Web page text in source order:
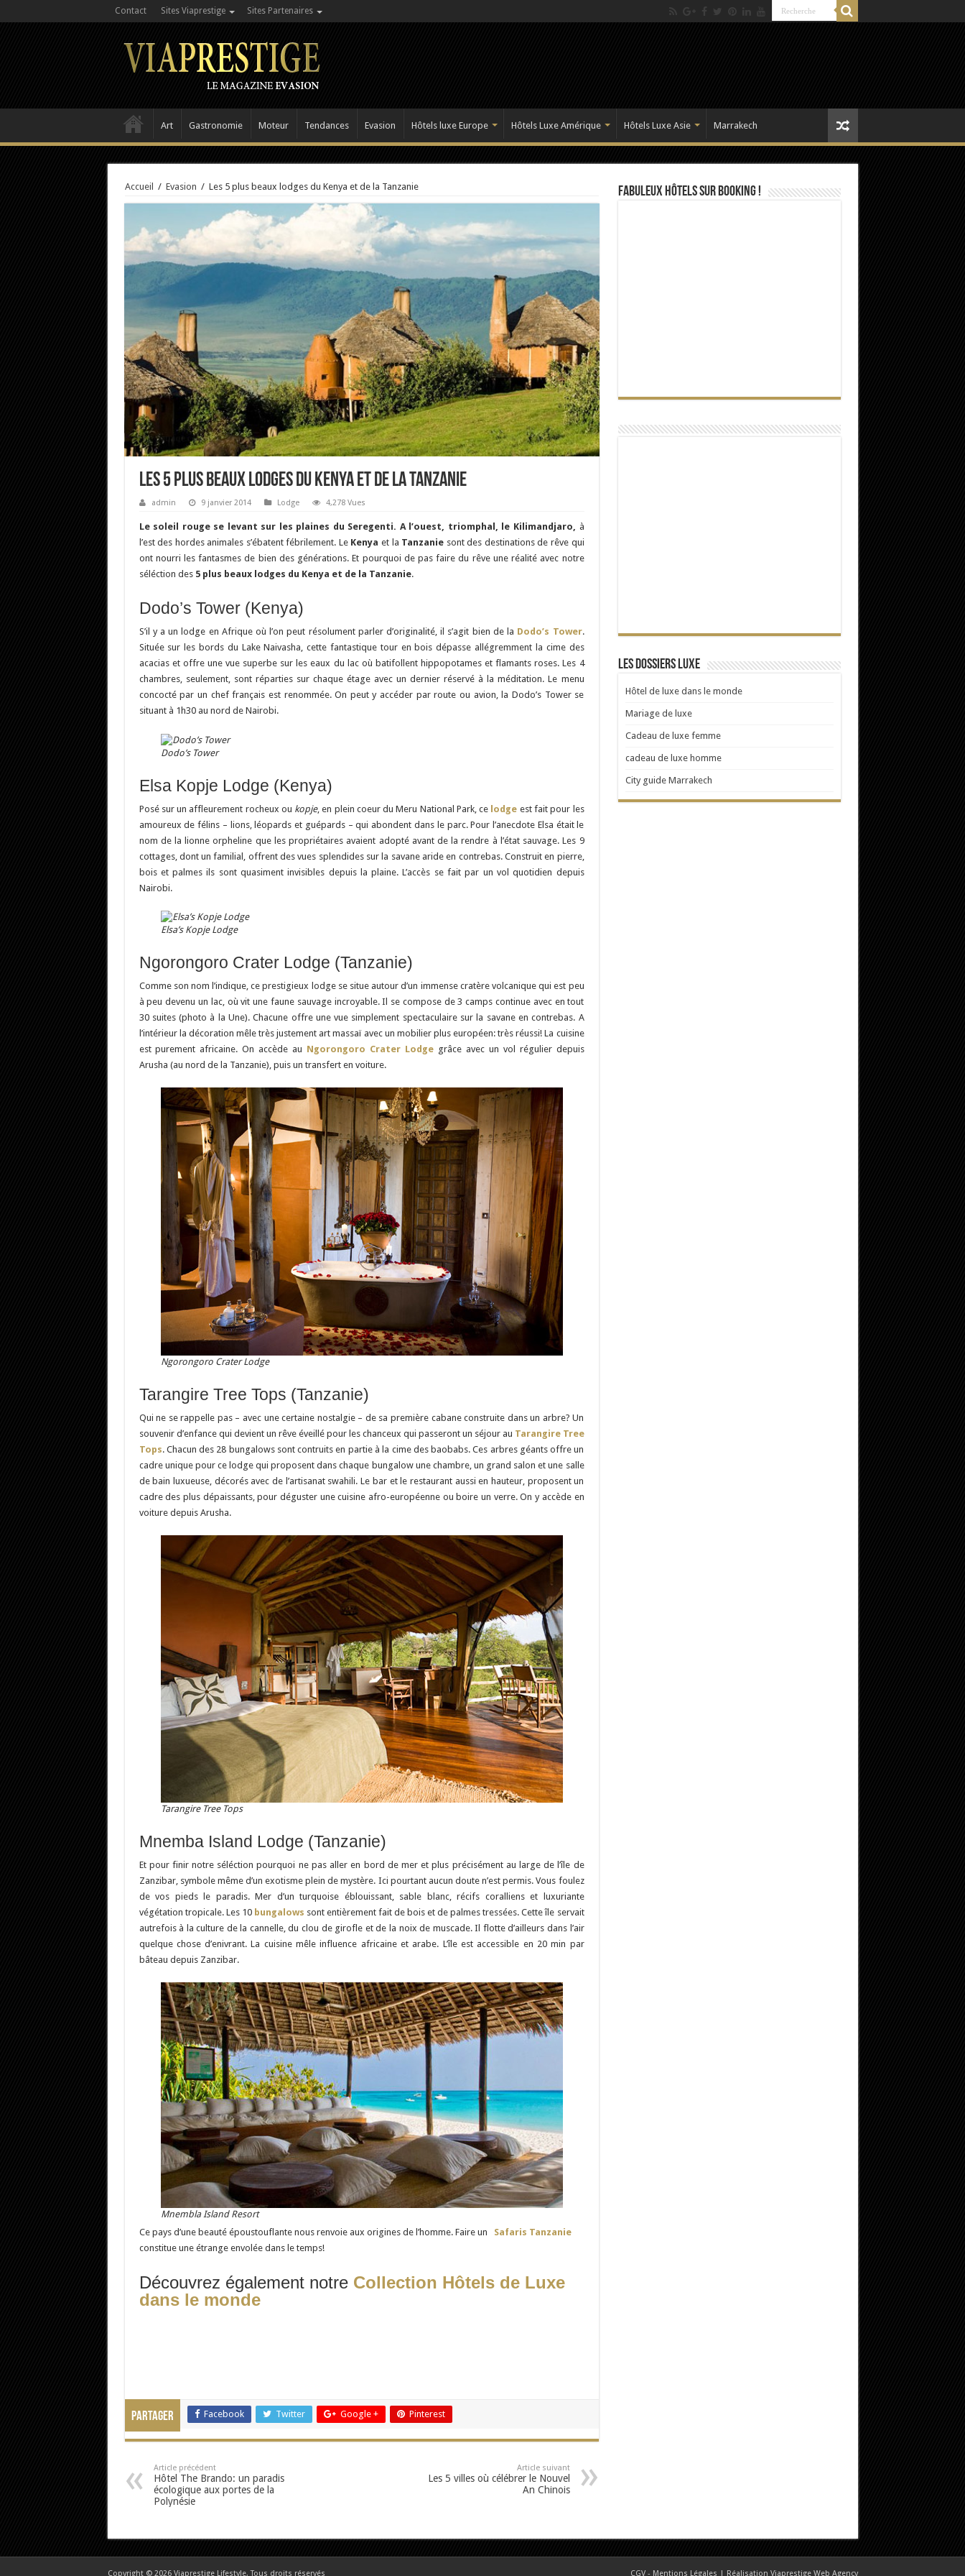
Contact Sites Viaprestige Sites Partenaires
Art Gastronomie Moteur Tendances Evasion Hôtels luxe Europe Hôtels Luxe Amérique Hôtels Luxe Asie Marrakech
Accueil / Evasion / Les 5 plus beaux lodges du Kenya et de la Tanzanie
Les 5 plus beaux lodges du Kenya et de la Tanzanie
admin 9 janvier 2014 Lodge 4,278 Vues
Le soleil rouge se levant sur les plaines du Seregenti. A l’ouest, triomphal, le Kilimandjaro, à
l’est des hordes animales s’ébatent fébrilement. LeKenya et la Tanzanie sont des destinations de rêve qui
ont nourri les fantasmes de bien des générations. Et pourquoi de pas faire du rêve une réalité avec notre
séléction des 5 plus beaux lodges du Kenya et de la Tanzanie.
Dodo’s Tower (Kenya)
S’il y a un lodge en Afrique où l’on peut résolument parler d’originalité, il s’agit bien de la Dodo’s Tower.
Située sur les bords du Lake Naivasha, cette fantastique tour en bois dépasse allégremment la cime des
acacias et offre une vue superbe sur les eaux du lac où batifollent hippopotames et flamants roses. Les 4
chambres, seulement, sont réparties sur chaque étage avec un dernier réservé à la méditation. Le menu
concocté par un chef français est renommée. On peut y accéder par route ou avion, la Dodo’s Tower se
situant à 1h30 au nord de Nairobi.
Dodo’s Tower
Elsa Kopje Lodge (Kenya)
Posé sur un affleurement rocheux ou kopje, en plein coeur du Meru National Park, ce lodge est fait pour les
amoureux de félins – lions, léopards et guépards – qui abondent dans le parc. Pour l’anecdote Elsa était le
nom de la lionne orpheline que les propriétaires avaient adopté avant de la rendre à l’état sauvage. Les 9
cottages, dont un familial, offrent des vues splendides sur la savane aride en contrebas. Construit en pierre,
bois et palmes ils sont quasiment invisibles depuis la plaine. L’accès se fait par un vol quotidien depuis
Nairobi.
Elsa’s Kopje Lodge
Ngorongoro Crater Lodge (Tanzanie)
Comme son nom l’indique, ce prestigieux lodge se situe autour d’un immense cratère volcanique qui est peu
à peu devenu un lac, où vit une faune sauvage incroyable. Il se compose de 3 camps continue avec en tout
30 suites (photo à la Une). Chacune offre une vue simplement spectaculaire sur la savane en contrebas. A
l’intérieur la décoration mêle très justement art massaï avec un mobilier plus européen: très réussi! La cuisine
est purement africaine. On accède au Ngorongoro Crater Lodgegrâce avec un vol régulier depuis
Arusha (au nord de la Tanzanie), puis un transfert en voiture.
Ngorongoro Crater Lodge
Tarangire Tree Tops (Tanzanie)
Qui ne se rappelle pas – avec une certaine nostalgie – de sa première cabane construite dans un arbre? Un
souvenir d’enfance qui devient un rêve éveillé pour les chanceux qui passeront un séjour au Tarangire Tree
Tops. Chacun des 28 bungalows sont contruits en partie à la cime des baobabs. Ces arbres géants offre un
cadre unique pour ce lodge qui proposent dans chaque bungalow une chambre, un grand salon et une salle
de bain luxueuse, décorés avec de l’artisanat swahili. Le bar et le restaurant aussi en hauteur, proposent un
cadre des plus dépaissants, pour déguster une cuisine afro-européenne ou boire un verre. On y accède en
voiture depuis Arusha.
Tarangire Tree Tops
Mnemba Island Lodge (Tanzanie)
Et pour finir notre séléction pourquoi ne pas aller en bord de mer et plus précisément au large de l’île de
Zanzibar, symbole même d’un exotisme plein de mystère. Ici pourtant aucun doute n’est permis. Vous foulez
de vos pieds le paradis. Mer d’un turquoise éblouissant, sable blanc, récifs coralliens et luxuriante
végétation tropicale. Les 10 bungalows sont entièrement fait de bois et de palmes tressées. Cette île servait
autrefois à la culture de la cannelle, du clou de girofle et de la noix de muscade. Il flotte d’ailleurs dans l’air
quelque chose d’enivrant. La cuisine mêle influence africaine et arabe. L’île est accessible en 20 min par
bâteau depuis Zanzibar.
Mnembla Island Resort
Ce pays d’une beauté époustouflante nous renvoie aux origines de l’homme. Faire un Safaris Tanzanie
constitue une étrange envolée dans le temps!
Découvrez également notre Collection Hôtels de Luxe
dans le monde
Partager Facebook Twitter Google + Pinterest
Article précédent
Hôtel The Brando: un paradis
écologique aux portes de la
Polynésie
Article suivant
Les 5 villes où célébrer le Nouvel
An Chinois
Fabuleux Hôtels sur Booking !
Les dossiers Luxe
Hôtel de luxe dans le monde
Mariage de luxe
Cadeau de luxe femme
cadeau de luxe homme
City guide Marrakech
CGV - Mentions Légales | Réalisation Viaprestige Web Agency
Copyright © 2026 Viaprestige Lifestyle, Tous droits réservés